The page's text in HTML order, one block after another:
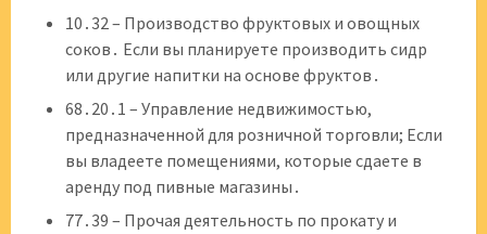
10․32 – Производство фруктовых и овощных
соков․ Если вы планируете производить сидр
или другие напитки на основе фруктов․
68․20․1 – Управление недвижимостью,
предназначенной для розничной торговли; Если
вы владеете помещениями, которые сдаете в
аренду под пивные магазины․
77․39 – Прочая деятельность по прокату и